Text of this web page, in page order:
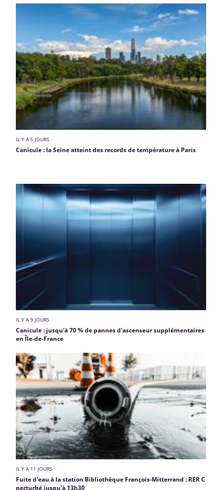
IL Y A 5 JOURS
Canicule : la Seine atteint des records de température à Paris
IL Y A 9 JOURS
Canicule : jusqu'à 70 % de pannes d'ascenseur supplémentaires
en Île-de-France
IL Y A 11 JOURS
Fuite d'eau à la station Bibliothèque François-Mitterrand : RER C
perturbé jusqu'à 13h30